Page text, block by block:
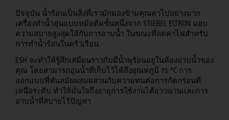
ปัจจุบัน น้ำร้อนเป็นสิ่งที่เรามักมองข้ามคุณค่าไปอย่างมาก
เครื่องทำน้ำอุ่นแบบหม้อต้มชั้นหนึ่งจาก STIEBEL ELTRON มอบ
ความสบายสูงสุดให้กับการอาบน้ำ ในขณะที่ลดค่าไฟสำหรับ
การทำน้ำร้อนในครัวเรือน
ESH จะทำให้รู้สึกเสมือนราวกับมีน้ำพุร้อนอยู่ในห้องอาบน้ำของ
คุณ โดยสามารถอุ่นน้ำที่เก็บไว้ได้ถึงอุณหภูมิ 75 °C การ
ออกแบบที่ทันสมัยผสมผสานกับความทนต่อการกัดกร่อนที่
เหนือระดับ ทำให้มั่นใจถึงอายุการใช้งานได้ยาวนานและการ
อาบน้ำที่สบายไร้ปัญหา